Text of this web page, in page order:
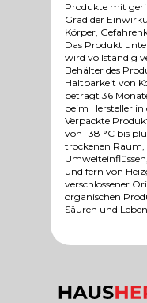
Produkte mit
Grad der
Körper,
Das Produkt
wird vollständig
Behälter des
Haltbarkeit von
beträgt 36
beim Hersteller in
Verpackte
von -38 °C bis
trockenen
und fern von
verschlossener
organischen
Säuren und